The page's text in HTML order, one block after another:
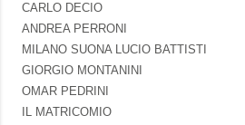
CARLO DECIO
ANDREA PERRONI
MILANO SUONA LUCIO BATTISTI
GIORGIO MONTANINI
OMAR PEDRINI
IL MATRICOMIO